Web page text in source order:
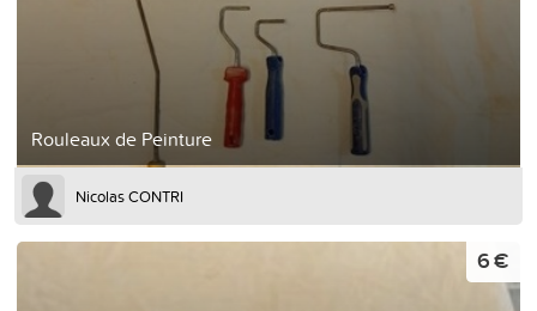
Rouleaux de Peinture
Nicolas CONTRI
6 €